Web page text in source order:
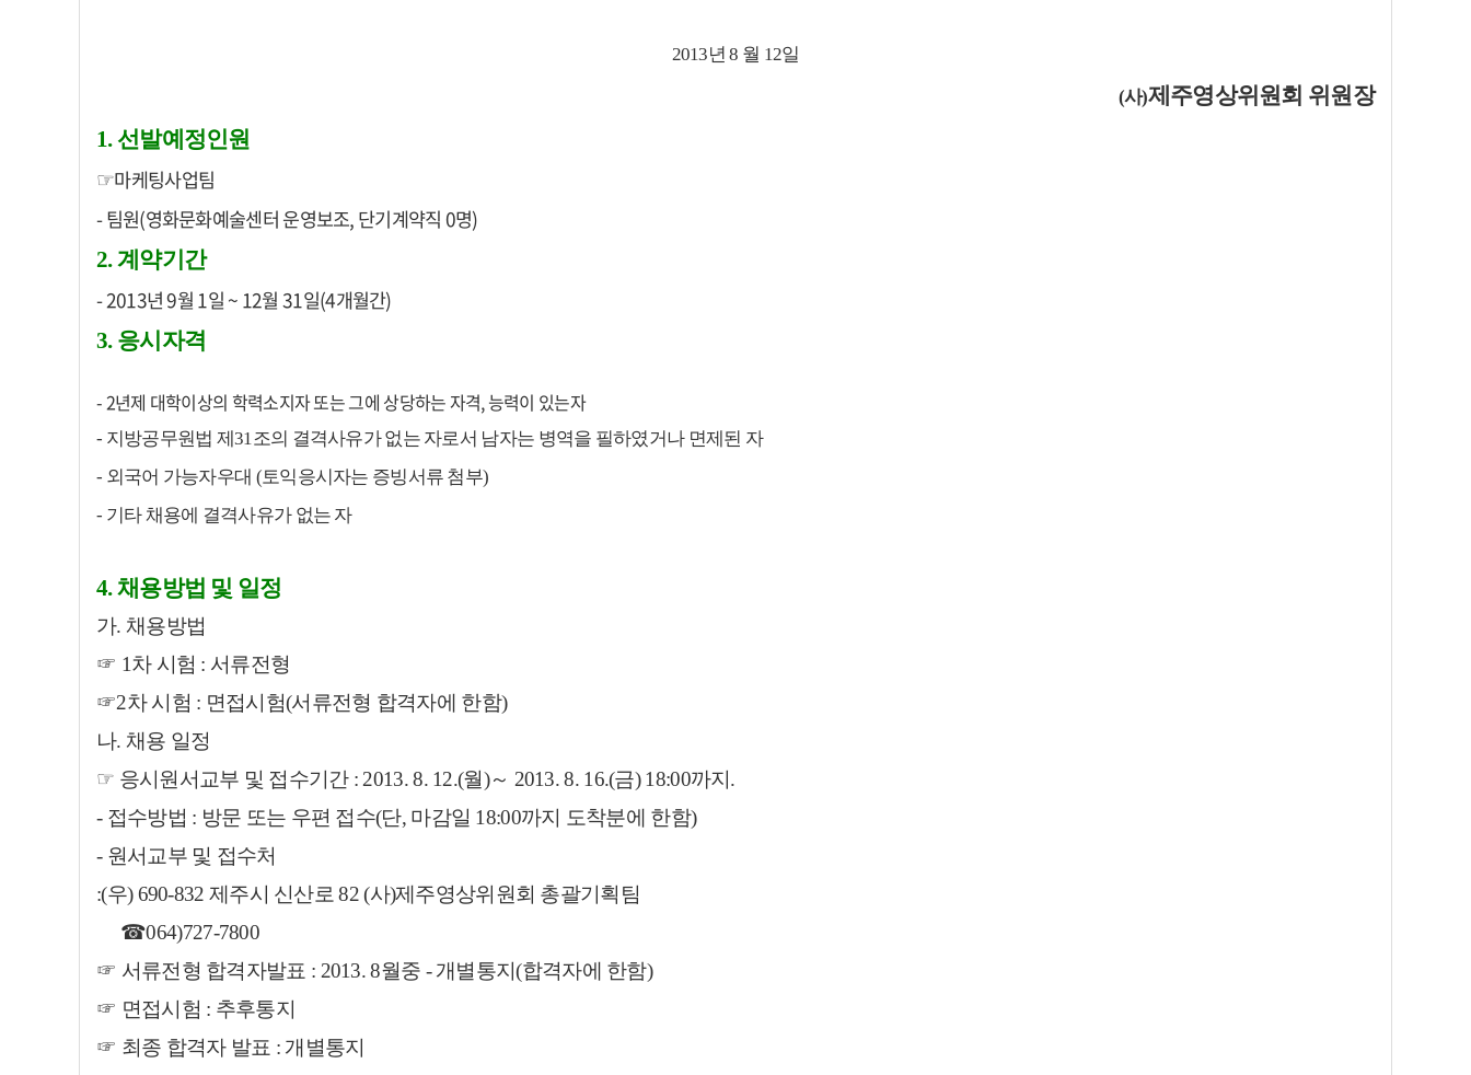
2013년 8 월 12일
(사)제주영상위원회 위원장
1. 선발예정인원
☞마케팅사업팀
- 팀원(영화문화예술센터 운영보조, 단기계약직 0명)
2. 계약기간
- 2013년 9월 1일 ~ 12월 31일(4개월간)
3. 응시자격
- 2년제 대학이상의 학력소지자 또는 그에 상당하는 자격, 능력이 있는자
- 지방공무원법 제31조의 결격사유가 없는 자로서 남자는 병역을 필하였거나 면제된 자
- 외국어 가능자우대 (토익응시자는 증빙서류 첨부)
- 기타 채용에 결격사유가 없는 자
4. 채용방법 및 일정
가. 채용방법
☞ 1차 시험 : 서류전형
☞2차 시험 : 면접시험(서류전형 합격자에 한함)
나. 채용 일정
☞ 응시원서교부 및 접수기간 : 2013. 8. 12.(월)～ 2013. 8. 16.(금) 18:00까지.
- 접수방법 : 방문 또는 우편 접수(단, 마감일 18:00까지 도착분에 한함)
-원서교부 및 접수처
:(우) 690-832 제주시 신산로 82 (사)제주영상위원회 총괄기획팀
☎064)727-7800
☞ 서류전형 합격자발표 : 2013. 8월중 - 개별통지(합격자에 한함)
☞ 면접시험 : 추후통지
☞ 최종 합격자 발표 : 개별통지